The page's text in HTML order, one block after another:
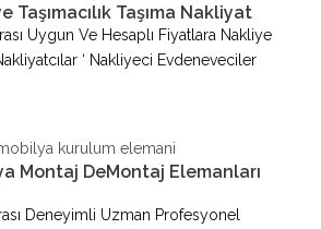
Taşımacılık Taşıma Nakliyat
Uygun Ve Hesaplı Fiyatlara Nakliye
‘ Nakliyeci Evdeneveciler
Montaj DeMontaj Elemanları
Deneyimli Uzman Profesyonel